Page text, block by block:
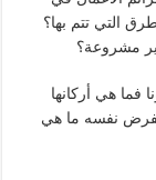
التي تتم بها؟
مشروعة؟
هي أركانها
يفرض نفسه ما هي